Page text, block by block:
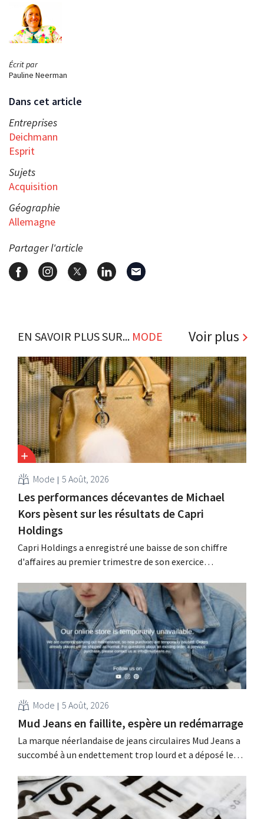
Écrit par
Pauline Neerman
Dans cet article
Entreprises
Deichmann
Esprit
Sujets
Acquisition
Géographie
Allemagne
Partager l'article
EN SAVOIR PLUS SUR... MODE Voir plus
Mode 5 Août, 2026
Les performances décevantes de Michael
Kors pèsent sur les résultats de Capri
Holdings
Capri Holdings a enregistré une baisse de son chiffre
d'affaires au premier trimestre de son exercice
performances décevantes de Michael Kors, malgré les
bons résultats de Jimmy Choo.
Mode 5 Août, 2026
Mud Jeans en faillite, espère un redémarrage
La marque néerlandaise de jeans circulaires Mud Jeans a
succombé à un endettement trop lourd et a déposé le
l'histoire ne s'arrête pas là.